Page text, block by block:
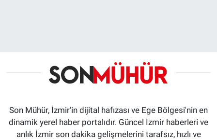
Son Mühür, İzmir’in dijital hafızası ve Ege Bölgesi'nin en
dinamik yerel haber portalıdır. Güncel İzmir haberleri ve
anlık İzmir son dakika gelişmelerini tarafsız, hızlı ve